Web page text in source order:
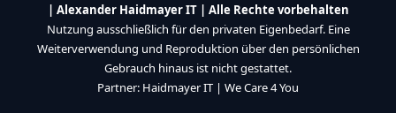
| Alexander Haidmayer IT | Alle Rechte vorbehalten
Nutzung ausschließlich für den privaten Eigenbedarf. Eine
Weiterverwendung und Reproduktion über den persönlichen
Gebrauch hinaus ist nicht gestattet.
Partner: Haidmayer IT | We Care 4 You